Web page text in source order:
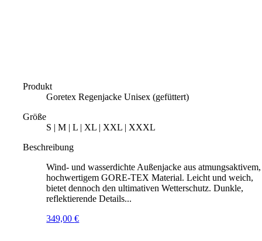
Produkt
Goretex Regenjacke Unisex (gefüttert)
Größe
S | M | L | XL | XXL | XXXL
Beschreibung
Wind- und wasserdichte Außenjacke aus atmungsaktivem,
hochwertigem GORE-TEX Material. Leicht und weich,
bietet dennoch den ultimativen Wetterschutz. Dunkle,
reflektierende Details...
349,00€